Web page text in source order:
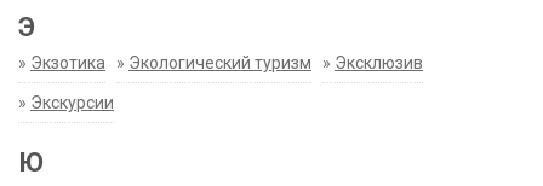
Э
» Экзотика » Экологический туризм » Эксклюзив
» Экскурсии
Ю